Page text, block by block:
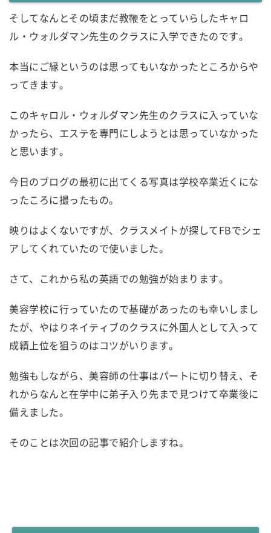
そしてなんとその頃まだ教鞭をとっていらしたキャロ
ル・ウォルダマン先生のクラスに入学できたのです。
本当にご縁というのは思ってもいなかったところからや
ってきます。
このキャロル・ウォルダマン先生のクラスに入っていな
かったら、エステを専門にしようとは思っていなかった
と思います。
今日のブログの最初に出てくる写真は学校卒業近くにな
ったころに撮ったもの。
映りはよくないですが、クラスメイトが探してFBでシェ
アしてくれていたので使いました。
さて、これから私の英語での勉強が始まります。
美容学校に行っていたので基礎があったのも幸いしまし
たが、やはりネイティブのクラスに外国人として入って
成績上位を狙うのはコツがいります。
勉強もしながら、美容師の仕事はパートに切り替え、そ
れからなんと在学中に弟子入り先まで見つけて卒業後に
備えました。
そのことは次回の記事で紹介しますね。